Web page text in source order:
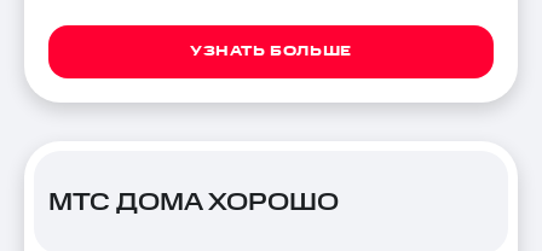
УЗНАТЬ БОЛЬШЕ
МТС ДОМА ХОРОШО